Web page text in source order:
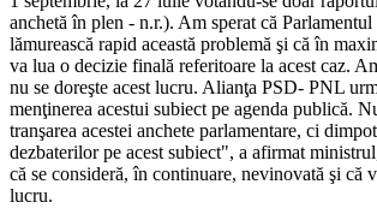
anchetă în plen - n.r.). Am sperat că Parlamentul
lămurească rapid această problemă şi că în
va lua o decizie finală referitoare la acest caz.
nu se doreşte acest lucru. Alianţa PSD- PNL
menţinerea acestui subiect pe agenda publică.
tranşarea acestei anchete parlamentare, ci
dezbaterilor pe acest subiect", a afirmat
că se consideră, în continuare, nevinovată şi că
lucru.